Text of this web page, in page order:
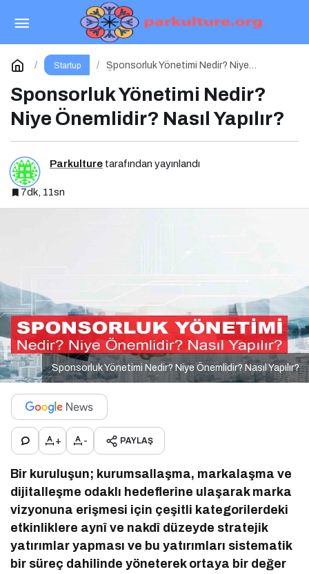
Startup
Sponsorluk Yönetimi Nedir? Niye
Sponsorluk Yönetimi Nedir?
Niye Önemlidir? Nasıl Yapılır?
Parkulture tarafından yayınlandı
7dk, 11sn
Sponsorluk Yönetimi Nedir? Niye Önemlidir? Nasıl Yapılır?
+ - PAYLAŞ
Bir kuruluşun; kurumsallaşma, markalaşma ve
dijitalleşme odaklı hedeflerine ulaşarak marka
vizyonuna erişmesi için çeşitli kategorilerdeki
etkinliklere aynî ve nakdî düzeyde stratejik
yatırımlar yapması ve bu yatırımları sistematik
bir süreç dahilinde yöneterek ortaya bir değer
Kampanya Tasarımı Nedir? Niye Önemlidir?
Kampanya Tasarımı Nasıl Yapılır?
Yorum Yap